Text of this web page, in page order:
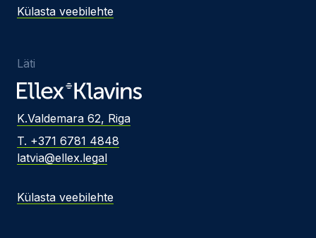
Külasta veebilehte
Läti
K.Valdemara 62, Riga
T. +371 6781 4848
latvia@ellex.legal
Külasta veebilehte